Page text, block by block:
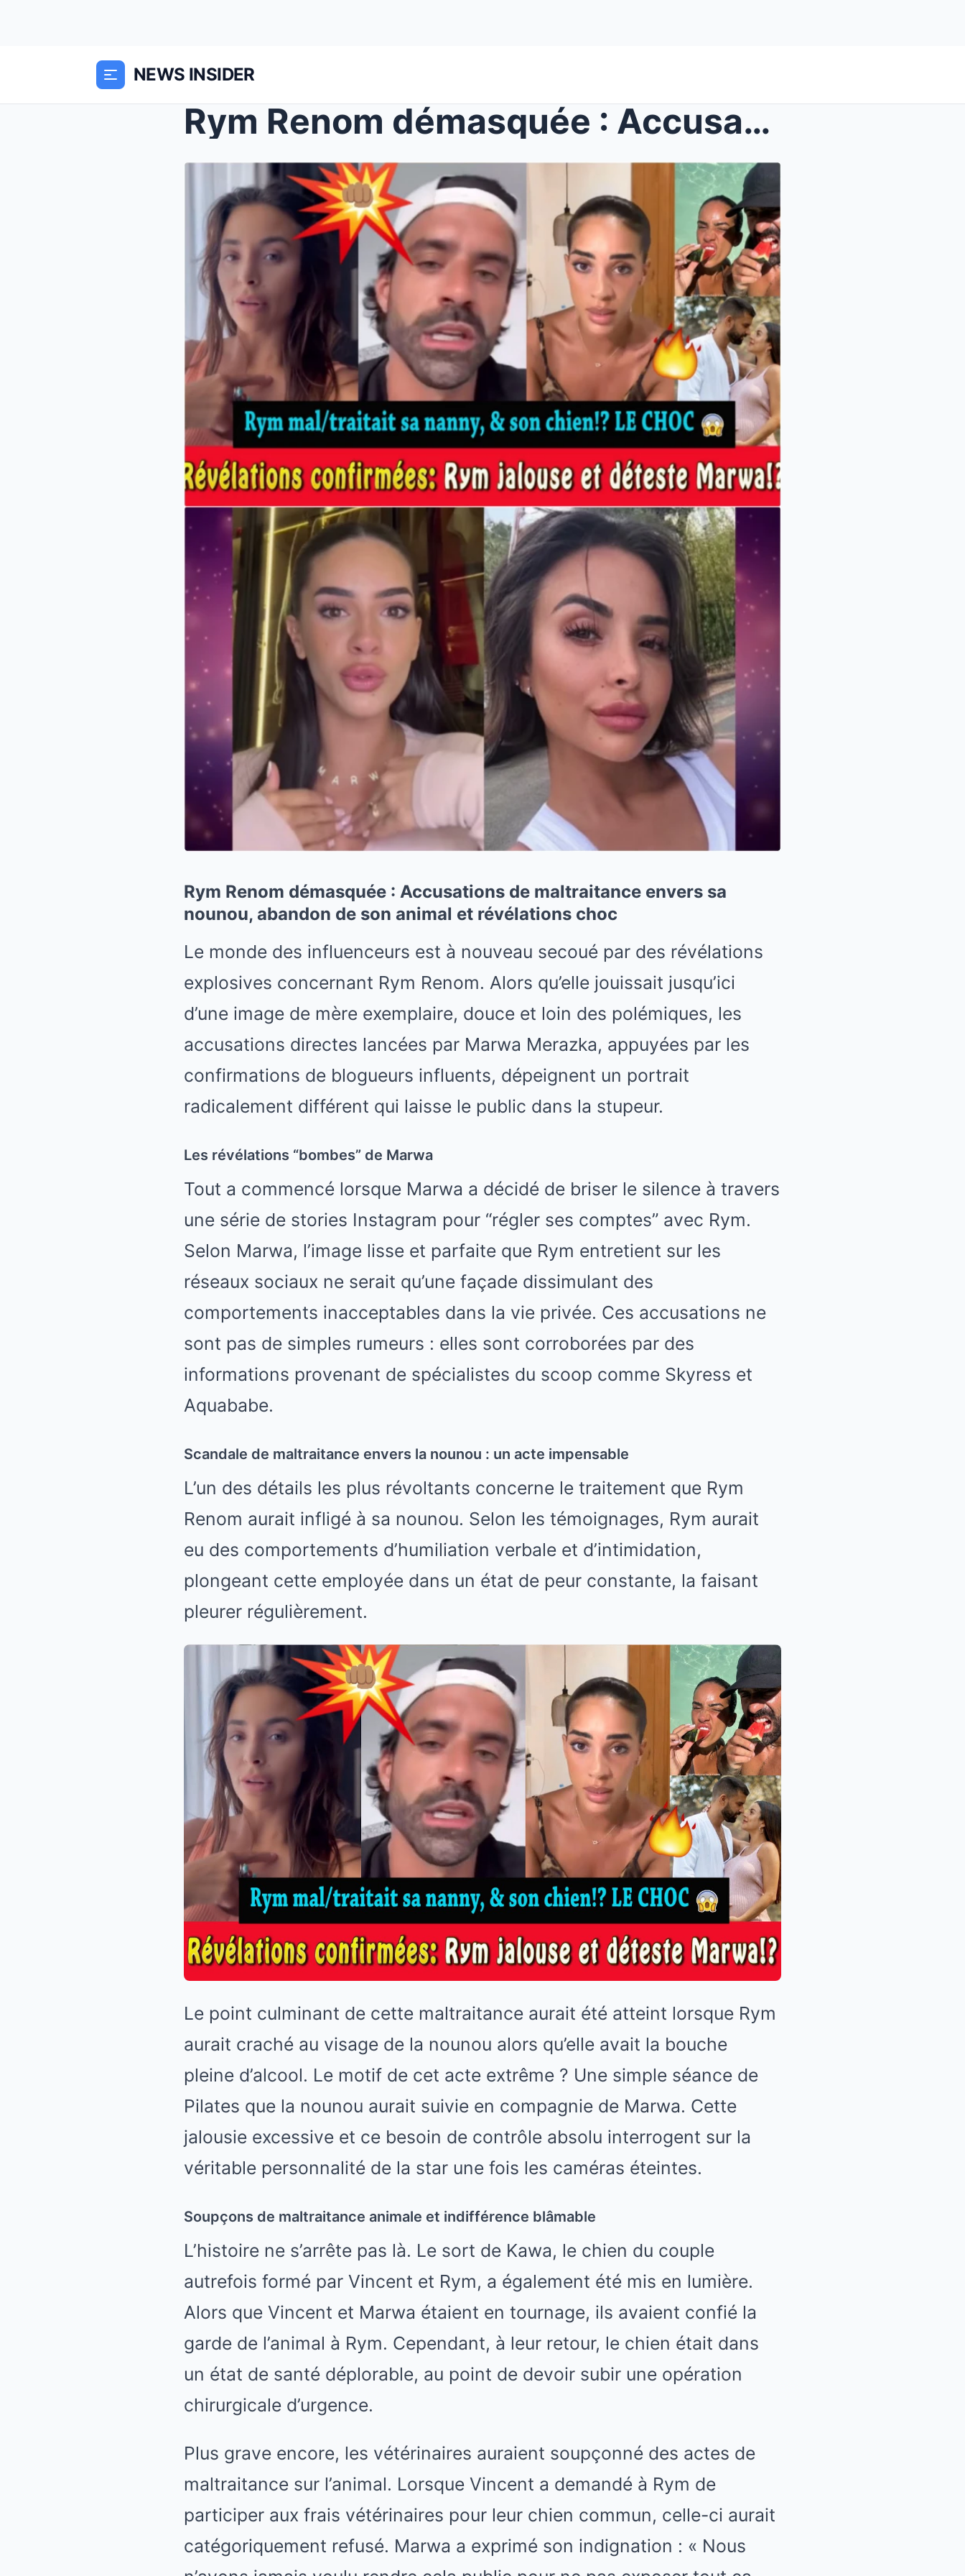
NEWS INSIDER
Rym Renom démasquée : Accusations de maltraitance ...
Rym Renom démasquée : Accusations de maltraitance envers sa
nounou, abandon de son animal et révélations choc
Le monde des influenceurs est à nouveau secoué par des révélations
explosives concernant Rym Renom. Alors qu’elle jouissait jusqu’ici
d’une image de mère exemplaire, douce et loin des polémiques, les
accusations directes lancées par Marwa Merazka, appuyées par les
confirmations de blogueurs influents, dépeignent un portrait
radicalement différent qui laisse le public dans la stupeur.
Les révélations “bombes” de Marwa
Tout a commencé lorsque Marwa a décidé de briser le silence à travers
une série de stories Instagram pour “régler ses comptes” avec Rym.
Selon Marwa, l’image lisse et parfaite que Rym entretient sur les
réseaux sociaux ne serait qu’une façade dissimulant des
comportements inacceptables dans la vie privée. Ces accusations ne
sont pas de simples rumeurs : elles sont corroborées par des
informations provenant de spécialistes du scoop comme Skyress et
Aquababe.
Scandale de maltraitance envers la nounou : un acte impensable
L’un des détails les plus révoltants concerne le traitement que Rym
Renom aurait infligé à sa nounou. Selon les témoignages, Rym aurait
eu des comportements d’humiliation verbale et d’intimidation,
plongeant cette employée dans un état de peur constante, la faisant
pleurer régulièrement.
Le point culminant de cette maltraitance aurait été atteint lorsque Rym
aurait craché au visage de la nounou alors qu’elle avait la bouche
pleine d’alcool. Le motif de cet acte extrême ? Une simple séance de
Pilates que la nounou aurait suivie en compagnie de Marwa. Cette
jalousie excessive et ce besoin de contrôle absolu interrogent sur la
véritable personnalité de la star une fois les caméras éteintes.
Soupçons de maltraitance animale et indifférence blâmable
L’histoire ne s’arrête pas là. Le sort de Kawa, le chien du couple
autrefois formé par Vincent et Rym, a également été mis en lumière.
Alors que Vincent et Marwa étaient en tournage, ils avaient confié la
garde de l’animal à Rym. Cependant, à leur retour, le chien était dans
un état de santé déplorable, au point de devoir subir une opération
chirurgicale d’urgence.
Plus grave encore, les vétérinaires auraient soupçonné des actes de
maltraitance sur l’animal. Lorsque Vincent a demandé à Rym de
participer aux frais vétérinaires pour leur chien commun, celle-ci aurait
catégoriquement refusé. Marwa a exprimé son indignation : « Nous